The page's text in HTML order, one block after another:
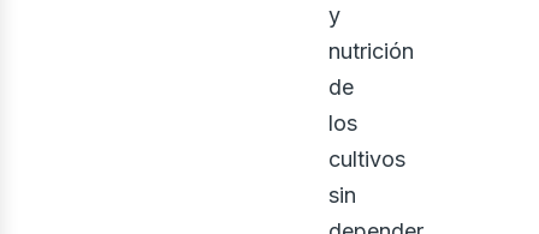
y
nutrición
de
los
cultivos
sin